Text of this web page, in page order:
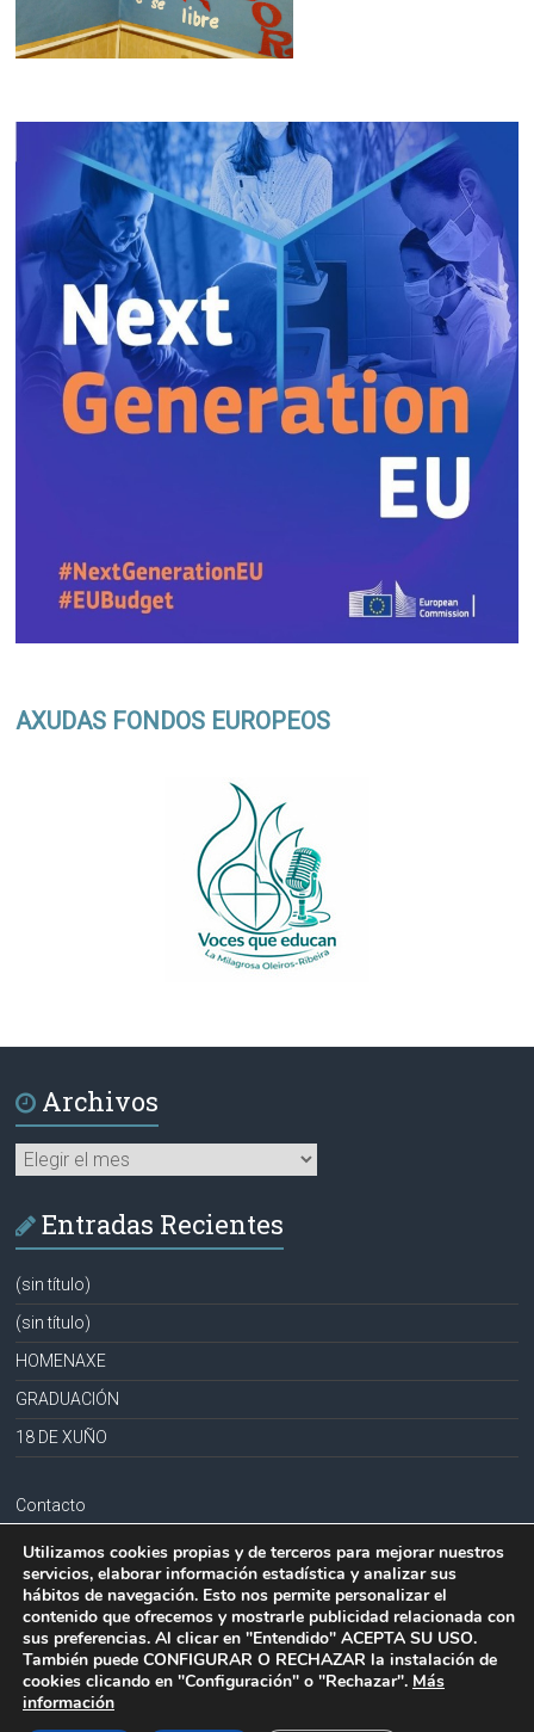
AXUDAS FONDOS EUROPEOS
Archivos
Archivos
Entradas Recientes
(sin título)
(sin título)
HOMENAXE
GRADUACIÓN
18 DE XUÑO
Contacto
Aviso legal
Política de privacidad
Política de cookies
Copyright © 2026
Utilizamos cookies propias y de terceros para mejorar nuestros
servicios, elaborar información estadística y analizar sus
hábitos de navegación. Esto nos permite personalizar el
contenido que ofrecemos y mostrarle publicidad relacionada con
sus preferencias. Al clicar en "Entendido" ACEPTA SU USO.
También puede CONFIGURAR O RECHAZAR la instalación de
cookies clicando en "Configuración" o "Rechazar". Más
información